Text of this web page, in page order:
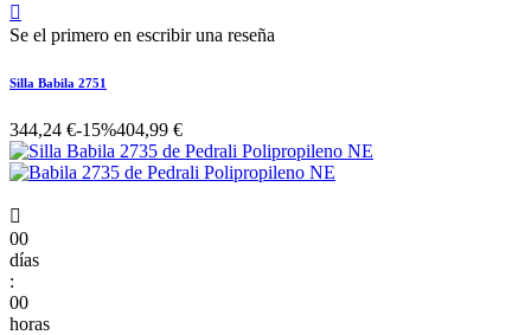

Se el primero en escribir una reseña
Silla Babila 2751
344,24 €-15%404,99 €

00
días
:
00
horas